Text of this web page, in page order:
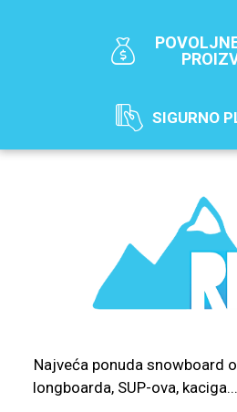
SIGURNO
Najveća ponuda snowboard
longboarda, SUP-ova,